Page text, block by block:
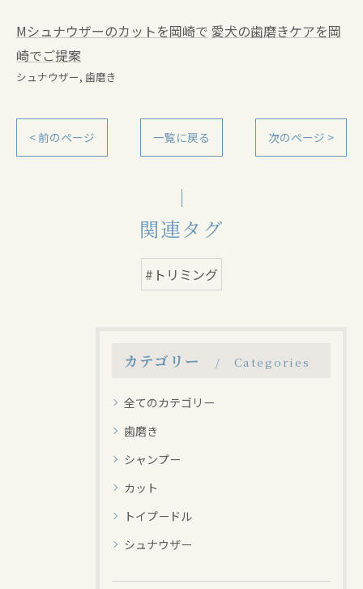
Mシュナウザーのカットを岡崎で 愛犬の歯磨きケアを岡
崎でご提案
シュナウザー 歯磨き
< 前のページ 一覧に戻る 次のページ >
関連タグ
#トリミング
カテゴリー Categories
全てのカテゴリー
歯磨き
シャンプー
カット
トイプードル
シュナウザー